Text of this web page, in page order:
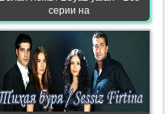
серии на